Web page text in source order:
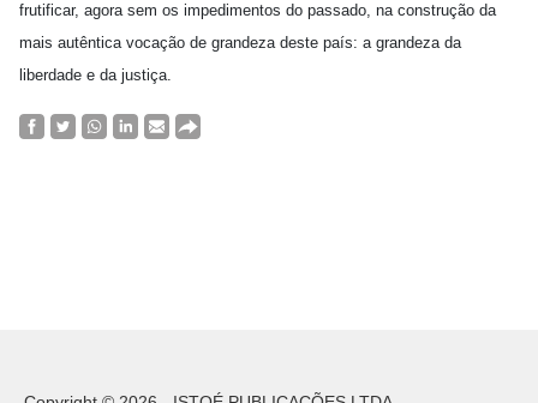
frutificar, agora sem os impedimentos do passado, na construção da
mais autêntica vocação de grandeza deste país: a grandeza da
liberdade e da justiça.